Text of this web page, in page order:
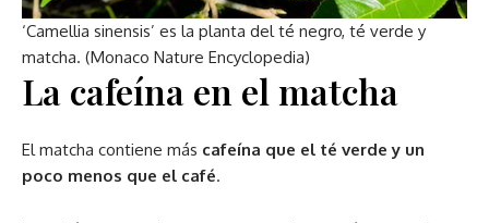
‘Camellia sinensis’ es la planta del té negro, té verde y
matcha. (Monaco Nature Encyclopedia)
La cafeína en el matcha
El matcha contiene más cafeína que el té verde y un
poco menos que el café.